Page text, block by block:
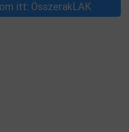
itt: ÖsszerakLAK